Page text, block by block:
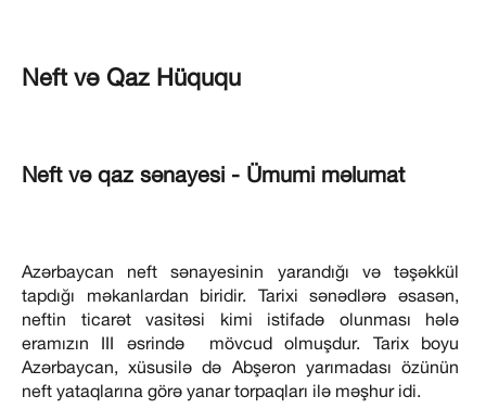
Neft və Qaz Hüququ
Neft və qaz sənayesi - Ümumi məlumat
Azərbaycan neft sənayesinin yarandığı və təşəkkül
tapdığı məkanlardan biridir. Tarixi sənədlərə əsasən,
neftin ticarət vasitəsi kimi istifadə olunması hələ
eramızın III əsrində mövcud olmuşdur. Tarix boyu
Azərbaycan, xüsusilə də Abşeron yarımadası özünün
neft yataqlarına görə yanar torpaqları ilə məşhur idi.